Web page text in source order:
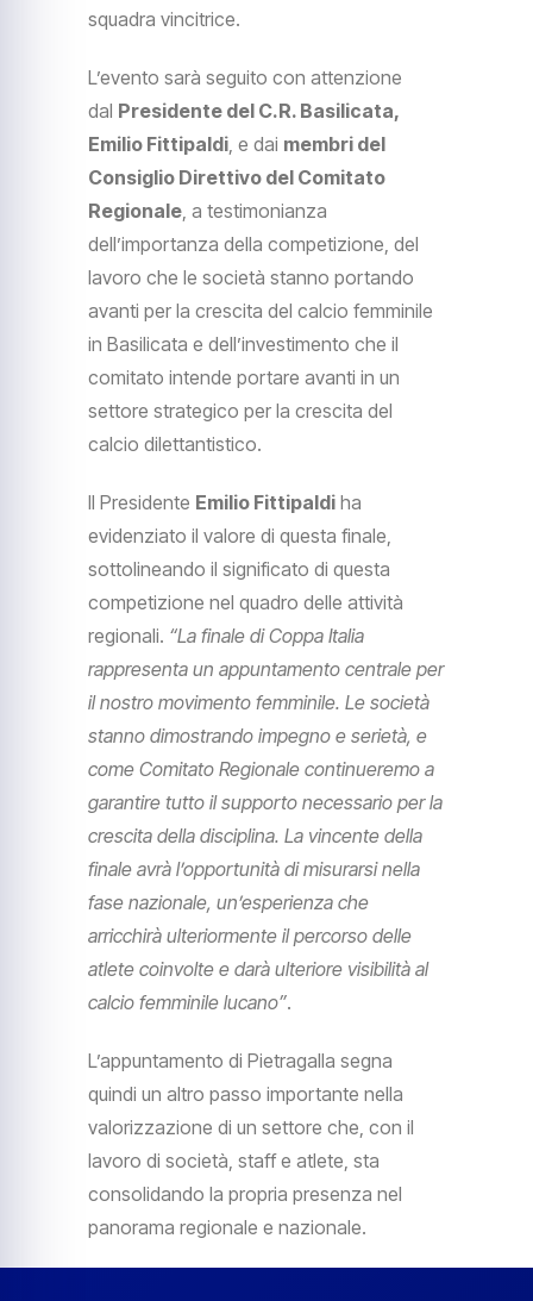
squadra vincitrice.
L’evento sarà seguito con attenzione
dal Presidente del C.R. Basilicata,
Emilio Fittipaldi, e dai membri del
Consiglio Direttivo del Comitato
Regionale, a testimonianza
dell’importanza della competizione, del
lavoro che le società stanno portando
avanti per la crescita del calcio femminile
in Basilicata e dell’investimento che il
comitato intende portare avanti in un
settore strategico per la crescita del
calcio dilettantistico.
Il Presidente Emilio Fittipaldi ha
evidenziato il valore di questa finale,
sottolineando il significato di questa
competizione nel quadro delle attività
regionali. “La finale di Coppa Italia
rappresenta un appuntamento centrale per
il nostro movimento femminile. Le società
stanno dimostrando impegno e serietà, e
come Comitato Regionale continueremo a
garantire tutto il supporto necessario per la
crescita della disciplina. La vincente della
finale avrà l’opportunità di misurarsi nella
fase nazionale, un’esperienza che
arricchirà ulteriormente il percorso delle
atlete coinvolte e darà ulteriore visibilità al
calcio femminile lucano”.
L’appuntamento di Pietragalla segna
quindi un altro passo importante nella
valorizzazione di un settore che, con il
lavoro di società, staff e atlete, sta
consolidando la propria presenza nel
panorama regionale e nazionale.